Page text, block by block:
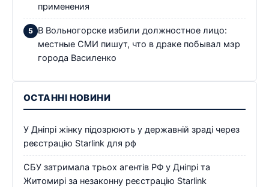
применения
В Вольногорске избили должностное лицо:
местные СМИ пишут, что в драке побывал мэр
города Василенко
ОСТАННІ НОВИНИ
У Дніпрі жінку підозрюють у державній зраді через
реєстрацію Starlink для рф
СБУ затримала трьох агентів РФ у Дніпрі та
Житомирі за незаконну реєстрацію Starlink